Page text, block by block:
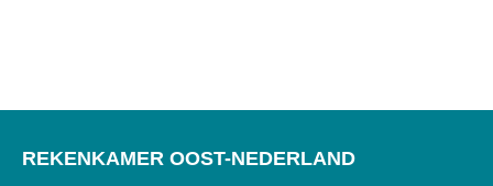
REKENKAMER OOST-NEDERLAND